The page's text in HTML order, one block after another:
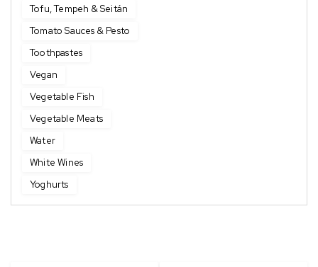
Tofu, Tempeh & Seitán
Tomato Sauces & Pesto
Toothpastes
Vegan
Vegetable Fish
Vegetable Meats
Water
White Wines
Yoghurts